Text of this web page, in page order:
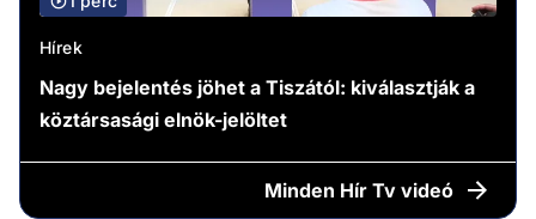
Hírek
Nagy bejelentés jöhet a Tiszától: kiválasztják a
köztársasági elnök-jelöltet
Minden Hír Tv videó